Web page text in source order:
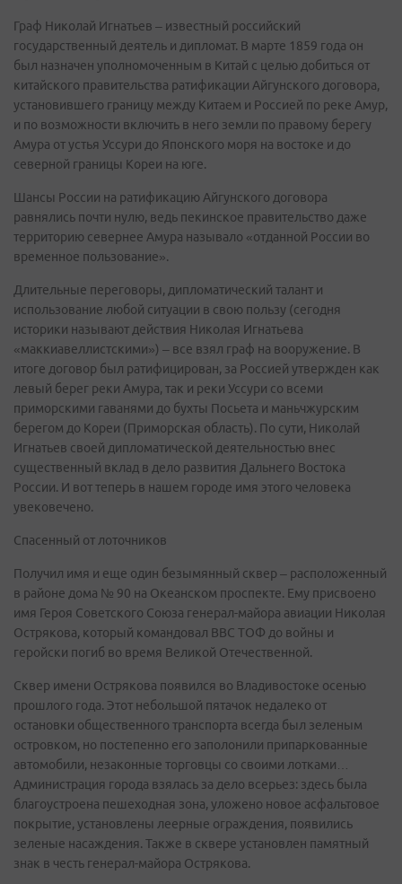
Граф Николай Игнатьев – известный российский
государственный деятель и дипломат. В марте 1859 года он
был назначен уполномоченным в Китай с целью добиться от
китайского правительства ратификации Айгунского договора,
установившего границу между Китаем и Россией по реке Амур,
и по возможности включить в него земли по правому берегу
Амура от устья Уссури до Японского моря на востоке и до
северной границы Кореи на юге.
Шансы России на ратификацию Айгунского договора
равнялись почти нулю, ведь пекинское правительство даже
территорию севернее Амура называло «отданной России во
временное пользование».
Длительные переговоры, дипломатический талант и
использование любой ситуации в свою пользу (сегодня
историки называют действия Николая Игнатьева
«маккиавеллистскими») – все взял граф на вооружение. В
итоге договор был ратифицирован, за Россией утвержден как
левый берег реки Амура, так и реки Уссури со всеми
приморскими гаванями до бухты Посьета и маньчжурским
берегом до Кореи (Приморская область). По сути, Николай
Игнатьев своей дипломатической деятельностью внес
существенный вклад в дело развития Дальнего Востока
России. И вот теперь в нашем городе имя этого человека
увековечено.
Спасенный от лоточников
Получил имя и еще один безымянный сквер – расположенный
в районе дома № 90 на Океанском проспекте. Ему присвоено
имя Героя Советского Союза генерал-майора авиации Николая
Острякова, который командовал ВВС ТОФ до войны и
геройски погиб во время Великой Отечественной.
Сквер имени Острякова появился во Владивостоке осенью
прошлого года. Этот небольшой пятачок недалеко от
остановки общественного транспорта всегда был зеленым
островком, но постепенно его заполонили припаркованные
автомобили, незаконные торговцы со своими лотками…
Администрация города взялась за дело всерьез: здесь была
благоустроена пешеходная зона, уложено новое асфальтовое
покрытие, установлены леерные ограждения, появились
зеленые насаждения. Также в сквере установлен памятный
знак в честь генерал-майора Острякова.